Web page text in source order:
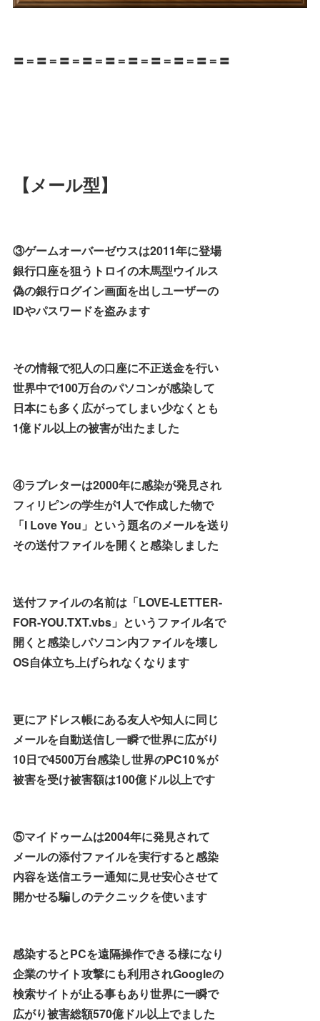
〓＝〓＝〓＝〓＝〓＝〓＝〓＝〓＝〓＝〓
【メール型】
③ゲームオーバーゼウスは2011年に登場
銀行口座を狙うトロイの木馬型ウイルス
偽の銀行ログイン画面を出しユーザーの
IDやパスワードを盗みます
その情報で犯人の口座に不正送金を行い
世界中で100万台のパソコンが感染して
日本にも多く広がってしまい少なくとも
1億ドル以上の被害が出たました
④ラブレターは2000年に感染が発見され
フィリピンの学生が1人で作成した物で
「I Love You」という題名のメールを送り
その送付ファイルを開くと感染しました
送付ファイルの名前は「LOVE-LETTER-
FOR-YOU.TXT.vbs」というファイル名で
開くと感染しパソコン内ファイルを壊し
OS自体立ち上げられなくなります
更にアドレス帳にある友人や知人に同じ
メールを自動送信し一瞬で世界に広がり
10日で4500万台感染し世界のPC10％が
被害を受け被害額は100億ドル以上です
⑤マイドゥームは2004年に発見されて
メールの添付ファイルを実行すると感染
内容を送信エラー通知に見せ安心させて
開かせる騙しのテクニックを使います
感染するとPCを遠隔操作できる様になり
企業のサイト攻撃にも利用されGoogleの
検索サイトが止る事もあり世界に一瞬で
広がり被害総額570億ドル以上でました